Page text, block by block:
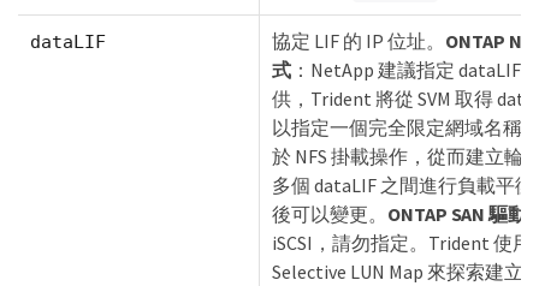
dataLIF 協定 LIF 的 IP 位址。 ONTAP
式：NetApp 建議指定 dataLIF
供，Trident 將從 SVM 取得
以指定一個完全限定網域名稱
於 NFS 掛載操作，從而建立輪
多個 dataLIF 之間進行負載平
後可以變更。 ONTAP SAN 驅動
iSCSI，請勿指定。Trident 使用
Selective LUN Map 來探索建立